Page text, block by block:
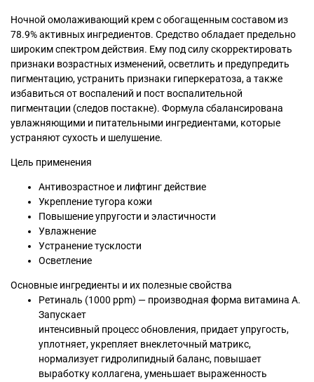
Ночной омолаживающий крем с обогащенным составом из
78.9% активных ингредиентов. Средство обладает предельно
широким спектром действия. Ему под силу скорректировать
признаки возрастных изменений, осветлить и предупредить
пигментацию, устранить признаки гиперкератоза, а также
избавиться от воспалений и пост воспалительной
пигментации (следов постакне). Формула сбалансирована
увлажняющими и питательными ингредиентами, которые
устраняют сухость и шелушение.
Цель применения
Антивозрастное и лифтинг действие
Укрепление тугора кожи
Повышение упругости и эластичности
Увлажнение
Устранение тусклости
Осветление
Основные ингредиенты и их полезные свойства
Ретиналь (1000 ppm) — производная форма витамина А.
Запускает
интенсивный процесс обновления, придает упругость,
уплотняет, укрепляет внеклеточный матрикс,
нормализует гидролипидный баланс, повышает
выработку коллагена, уменьшает выраженность